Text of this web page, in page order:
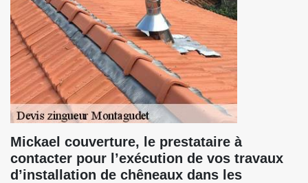
Mickael couverture, le prestataire à
contacter pour l’exécution de vos travaux
d’installation de chêneaux dans les